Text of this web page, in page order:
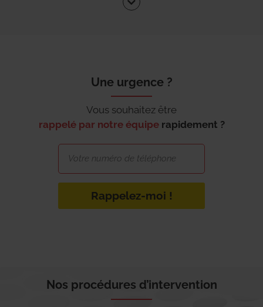
Une urgence ?
Vous souhaitez être
rappelé par notre équipe rapidement ?
Rappelez-moi !
Nos procédures d’intervention